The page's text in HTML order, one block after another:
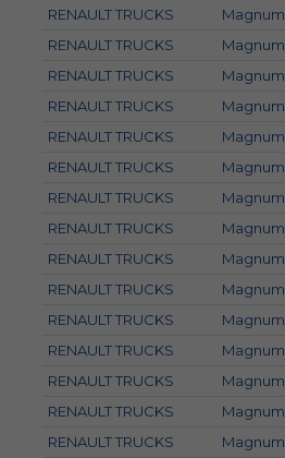
RENAULT TRUCKS
Magnum
RENAULT TRUCKS
Magnum
RENAULT TRUCKS
Magnum
RENAULT TRUCKS
Magnum
RENAULT TRUCKS
Magnum
RENAULT TRUCKS
Magnum
RENAULT TRUCKS
Magnum
RENAULT TRUCKS
Magnum
RENAULT TRUCKS
Magnum
RENAULT TRUCKS
Magnum
RENAULT TRUCKS
Magnum
RENAULT TRUCKS
Magnum
RENAULT TRUCKS
Magnum
RENAULT TRUCKS
Magnum
RENAULT TRUCKS
Magnum